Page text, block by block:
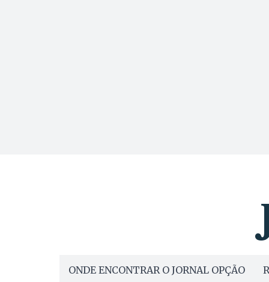
ONDE ENCONTRAR O JORNAL OPÇÃO